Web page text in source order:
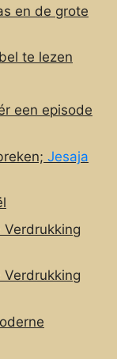
en de grote
te lezen
een episode
Jesaja